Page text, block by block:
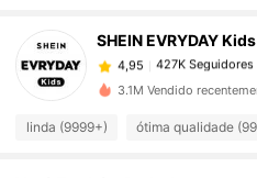
SHEIN EVRYDAY Kids
4,95
427K Seguidores
4,95 427K Seguidores
3.1M Vendido
linda (9999+) ótima qualidade